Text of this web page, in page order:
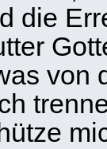
die
von